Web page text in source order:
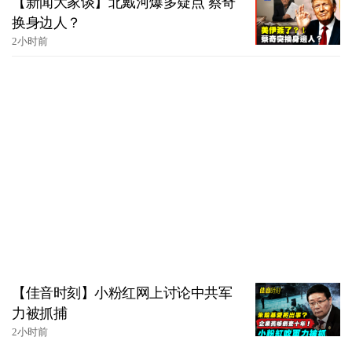
换身边人？
2小时前
【佳音时刻】小粉红网上讨论中共军
力被抓捕
2小时前